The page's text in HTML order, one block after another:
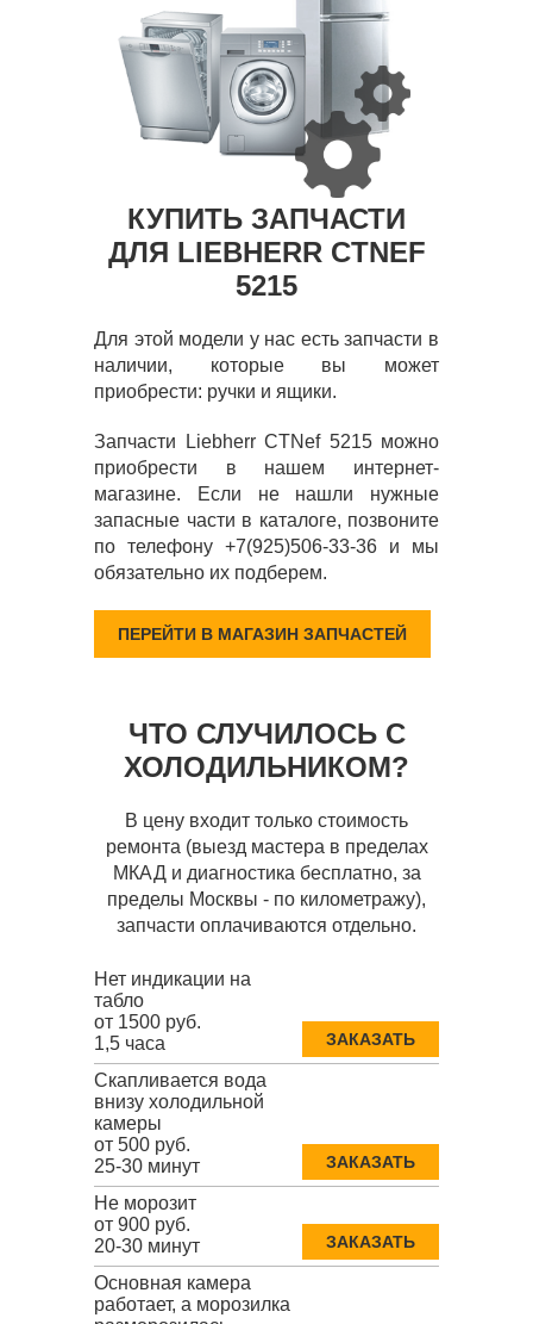
КУПИТЬ ЗАПЧАСТИ
ДЛЯ LIEBHERR CTNEF
5215
Для этой модели у нас есть запчасти в
наличии, которые вы может
приобрести: ручки и ящики.
Запчасти Liebherr CTNef 5215 можно
приобрести в нашем интернет-
магазине. Если не нашли нужные
запасные части в каталоге, позвоните
по телефону +7(925)506-33-36 и мы
обязательно их подберем.
ПЕРЕЙТИ В МАГАЗИН ЗАПЧАСТЕЙ
ЧТО СЛУЧИЛОСЬ С
ХОЛОДИЛЬНИКОМ?
В цену входит только стоимость
ремонта (выезд мастера в пределах
МКАД и диагностика бесплатно, за
пределы Москвы - по километражу),
запчасти оплачиваются отдельно.
Нет индикации на
табло
от 1500 руб.
1,5 часа
ЗАКАЗАТЬ
Скапливается вода
внизу холодильной
камеры
от 500 руб.
25-30 минут
ЗАКАЗАТЬ
Не морозит
от 900 руб.
20-30 минут
ЗАКАЗАТЬ
Основная камера
работает, а морозилка